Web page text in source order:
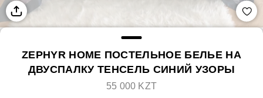
ZEPHYR HOME ПОСТЕЛЬНОЕ БЕЛЬЕ НА
ДВУСПАЛКУ ТЕНСЕЛЬ СИНИЙ УЗОРЫ
55 000 KZT